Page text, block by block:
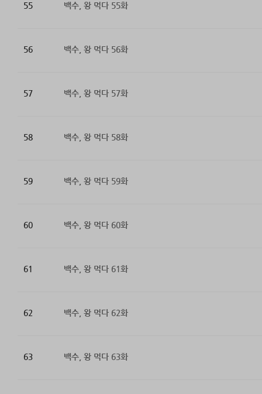
55 백수, 왕 먹다 55화
56 백수, 왕 먹다 56화
57 백수, 왕 먹다 57화
58 백수, 왕 먹다 58화
59 백수, 왕 먹다 59화
60 백수, 왕 먹다 60화
61 백수, 왕 먹다 61화
62 백수, 왕 먹다 62화
63 백수, 왕 먹다 63화